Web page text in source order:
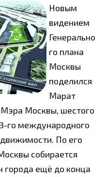
Новым
видением
Генерально
го плана
Москвы
поделился
Марат
Мэра Москвы, шестого
го международного
По его
собирается
города ещё до конца